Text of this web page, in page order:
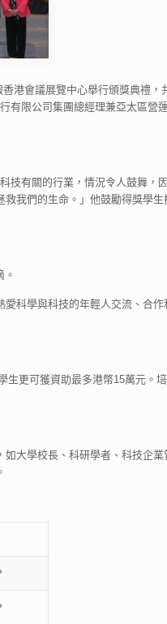
港會議展覽中心舉行頒獎典禮，
有限公司集團總經理兼亞太區營
技有關的行業，情況令人鼓舞，
我們的生命。」他鼓勵得獎學
科學與科技的年輕人交流、合
更可獲資助最多港幣15萬元。
大學校長、科研學者、科技企業